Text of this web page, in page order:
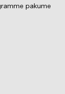
pakume